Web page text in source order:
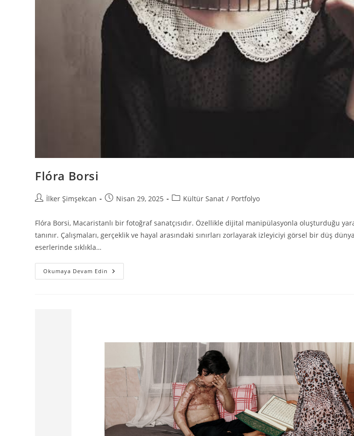
Flóra Borsi
İlker Şimşekcan Nisan 29, 2025 Kültür Sanat / Portfolyo
Flóra Borsi, Macaristanlı bir fotoğraf sanatçısıdır. Özellikle dijital manipülasyonla oluşturduğu
tanınır. Çalışmaları, gerçeklik ve hayal arasındaki sınırları zorlayarak izleyiciyi görsel bir düş
eserlerinde sıklıkla…
Okumaya Devam Edin